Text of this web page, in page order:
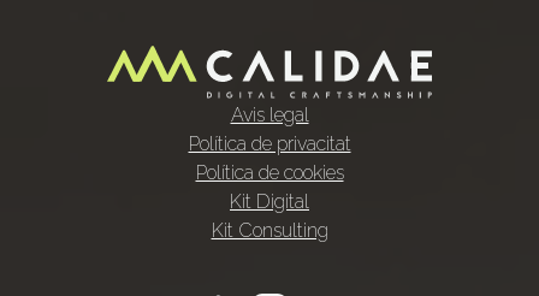
Avis legal
Política de privacitat
Política de cookies
Kit Digital
Kit Consulting